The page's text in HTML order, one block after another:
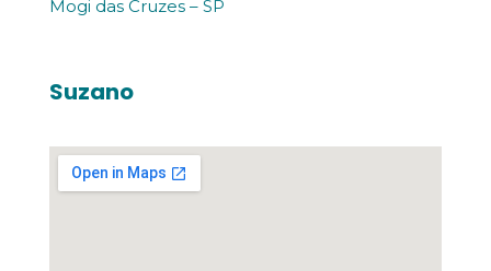
Mogi das Cruzes – SP
Suzano